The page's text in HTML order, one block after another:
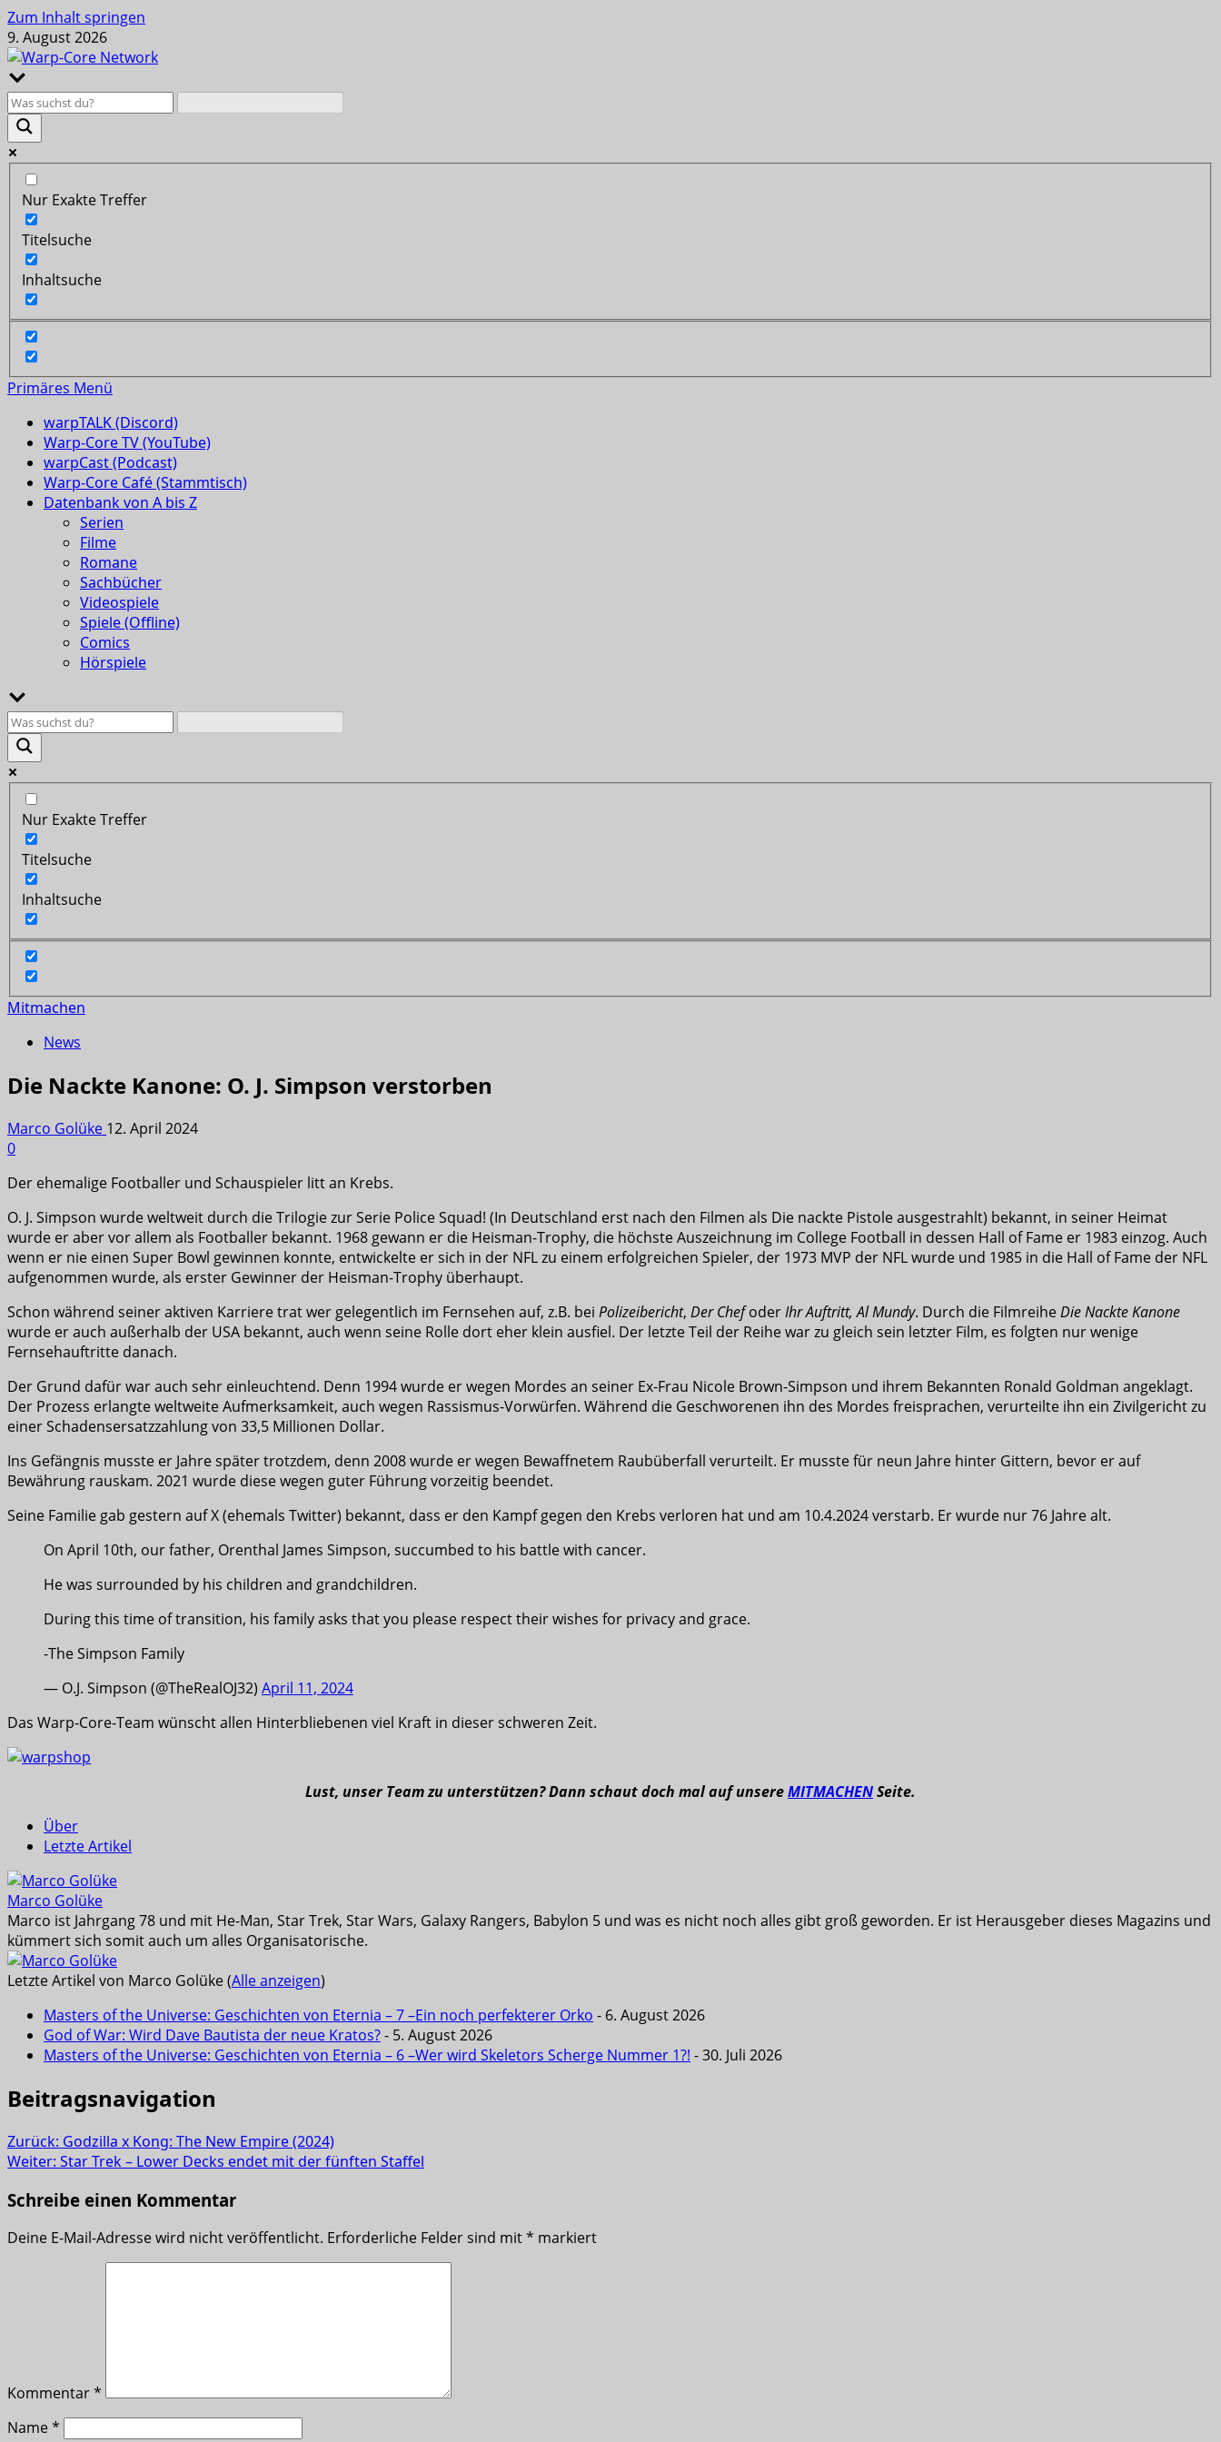
Zum Inhalt springen
9. August 2026
Nur Exakte Treffer
Titelsuche
Inhaltsuche
Primäres Menü
warpTALK (Discord)
Warp-Core TV (YouTube)
warpCast (Podcast)
Warp-Core Café (Stammtisch)
Datenbank von A bis Z
Serien
Filme
Romane
Sachbücher
Videospiele
Spiele (Offline)
Comics
Hörspiele
Nur Exakte Treffer
Titelsuche
Inhaltsuche
Mitmachen
News
Die Nackte Kanone: O. J. Simpson verstorben
Marco Golüke 12. April 2024
0
Der ehemalige Footballer und Schauspieler litt an Krebs.
O. J. Simpson wurde weltweit durch die Trilogie zur Serie Police Squad! (In Deutschland erst nach den Filmen als Die nackte Pistole ausgestrahlt) bekannt, in seiner Heimat
wurde er aber vor allem als Footballer bekannt. 1968 gewann er die Heisman-Trophy, die höchste Auszeichnung im College Football in dessen Hall of Fame er 1983 einzog. Auch
wenn er nie einen Super Bowl gewinnen konnte, entwickelte er sich in der NFL zu einem erfolgreichen Spieler, der 1973 MVP der NFL wurde und 1985 in die Hall of Fame der NFL
aufgenommen wurde, als erster Gewinner der Heisman-Trophy überhaupt.
Schon während seiner aktiven Karriere trat wer gelegentlich im Fernsehen auf, z.B. bei Polizeibericht, Der ChefoderIhr Auftritt, Al Mundy. Durch die FilmreiheDie Nackte Kanone
wurde er auch außerhalb der USA bekannt, auch wenn seine Rolle dort eher klein ausfiel. Der letzte Teil der Reihe war zu gleich sein letzter Film, es folgten nur wenige
Fernsehauftritte danach.
Der Grund dafür war auch sehr einleuchtend. Denn 1994 wurde er wegen Mordes an seiner Ex-Frau Nicole Brown-Simpson und ihrem Bekannten Ronald Goldman angeklagt.
Der Prozess erlangte weltweite Aufmerksamkeit, auch wegen Rassismus-Vorwürfen. Während die Geschworenen ihn des Mordes freisprachen, verurteilte ihn ein Zivilgericht zu
einer Schadensersatzzahlung von 33,5 Millionen Dollar.
Ins Gefängnis musste er Jahre später trotzdem, denn 2008 wurde er wegen Bewaffnetem Raubüberfall verurteilt. Er musste für neun Jahre hinter Gittern, bevor er auf
Bewährung rauskam. 2021 wurde diese wegen guter Führung vorzeitig beendet.
Seine Familie gab gestern auf X (ehemals Twitter) bekannt, dass er den Kampf gegen den Krebs verloren hat und am 10.4.2024 verstarb. Er wurde nur 76 Jahre alt.
On April 10th, our father, Orenthal James Simpson, succumbed to his battle with cancer.
He was surrounded by his children and grandchildren.
During this time of transition, his family asks that you please respect their wishes for privacy and grace.
-The Simpson Family
— O.J. Simpson (@TheRealOJ32) April 11, 2024
Das Warp-Core-Team wünscht allen Hinterbliebenen viel Kraft in dieser schweren Zeit.
Lust, unser Team zu unterstützen? Dann schaut doch mal auf unsereMITMACHENSeite.
Über
Letzte Artikel
Marco Golüke
Marco ist Jahrgang 78 und mit He-Man, Star Trek, Star Wars, Galaxy Rangers, Babylon 5 und was es nicht noch alles gibt groß geworden. Er ist Herausgeber dieses Magazins und
kümmert sich somit auch um alles Organisatorische.
Letzte Artikel von Marco Golüke(Alle anzeigen)
Masters of the Universe: Geschichten von Eternia – 7 –Ein noch perfekterer Orko - 6. August 2026
God of War: Wird Dave Bautista der neue Kratos?- 5. August 2026
Masters of the Universe: Geschichten von Eternia – 6 –Wer wird Skeletors Scherge Nummer 1?! - 30. Juli 2026
Beitragsnavigation
Zurück: Godzilla x Kong: The New Empire (2024)
Weiter: Star Trek – Lower Decks endet mit der fünften Staffel
Schreibe einen Kommentar
Deine E-Mail-Adresse wird nicht veröffentlicht. Erforderliche Felder sind mit* markiert
Kommentar*
Name*